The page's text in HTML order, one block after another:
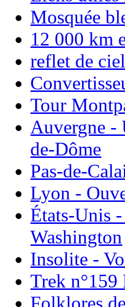
Mosquée
12 000 km
reflet de ciel
Tour
Auvergne -
de-Dôme
Pas-de-
Lyon -
États-Unis
Washington
Insolite -
Trek n°159
Folklores